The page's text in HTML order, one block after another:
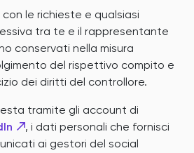
le richieste e qualsiasi
tra te e il rappresentante
conservati nella misura
del rispettivo compito e
dei diritti del controllore.
tramite gli account di
, i dati personali che fornisci
ai gestori del social